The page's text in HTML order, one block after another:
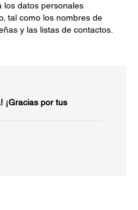
los datos personales
tal como los nombres de
y las listas de contactos.
¡Gracias por tus